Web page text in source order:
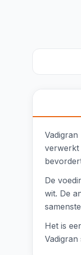
verwerkt
De
wit. De
Het is